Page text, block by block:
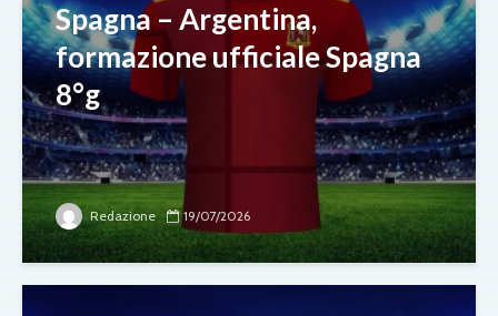
Spagna – Argentina,
formazione ufficiale Spagna
8°g
Redazione 19/07/2026